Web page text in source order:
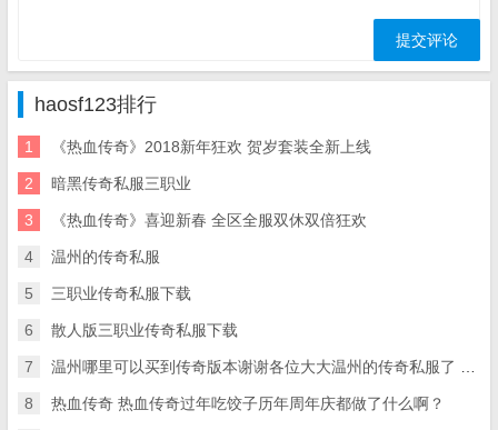
haosf123排行
1 《热血传奇》2018新年狂欢 贺岁套装全新上线
2 暗黑传奇私服三职业
3 《热血传奇》喜迎新春 全区全服双休双倍狂欢
4 温州的传奇私服
5 三职业传奇私服下载
6 散人版三职业传奇私服下载
7 温州哪里可以买到传奇版本谢谢各位大大温州的传奇私服了 一个传奇版本。。。
8 热血传奇 热血传奇过年吃饺子历年周年庆都做了什么啊？